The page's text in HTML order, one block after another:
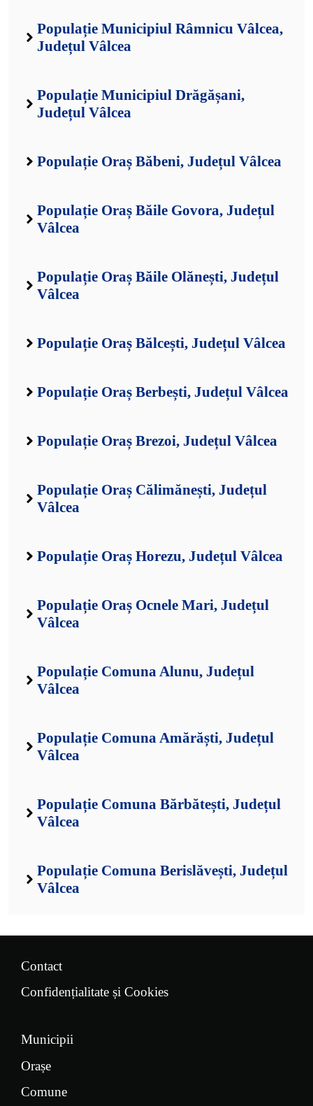
Populație Municipiul Râmnicu Vâlcea,
Județul Vâlcea
Populație Municipiul Drăgășani,
Județul Vâlcea
Populație Oraș Băbeni, Județul Vâlcea
Populație Oraș Băile Govora, Județul
Vâlcea
Populație Oraș Băile Olănești, Județul
Vâlcea
Populație Oraș Bălcești, Județul Vâlcea
Populație Oraș Berbești, Județul Vâlcea
Populație Oraș Brezoi, Județul Vâlcea
Populație Oraș Călimănești, Județul
Vâlcea
Populație Oraș Horezu, Județul Vâlcea
Populație Oraș Ocnele Mari, Județul
Vâlcea
Populație Comuna Alunu, Județul
Vâlcea
Populație Comuna Amărăști, Județul
Vâlcea
Populație Comuna Bărbătești, Județul
Vâlcea
Populație Comuna Berislăvești, Județul
Vâlcea
Contact
Confidențialitate și Cookies
Municipii
Orașe
Comune